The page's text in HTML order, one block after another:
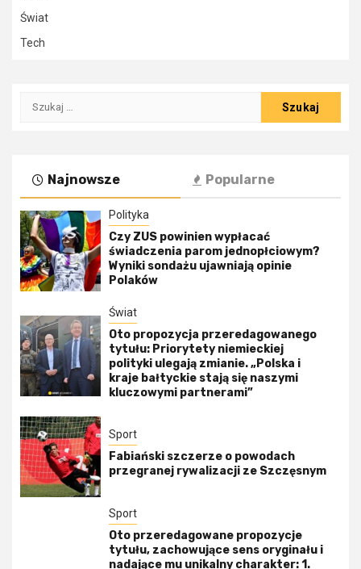
Świat
Tech
Szukaj:
Najnowsze Popularne
Polityka
Czy ZUS powinien wypłacać
świadczenia parom jednopłciowym?
Wyniki sondażu ujawniają opinie
Polaków
Świat
Oto propozycja przeredagowanego
tytułu: Priorytety niemieckiej
polityki ulegają zmianie. „Polska i
kraje bałtyckie stają się naszymi
kluczowymi partnerami”
Sport
Fabiański szczerze o powodach
przegranej rywalizacji ze Szczęsnym
Sport
Oto przeredagowane propozycje
tytułu, zachowujące sens oryginału i
nadające mu unikalny charakter: 1.